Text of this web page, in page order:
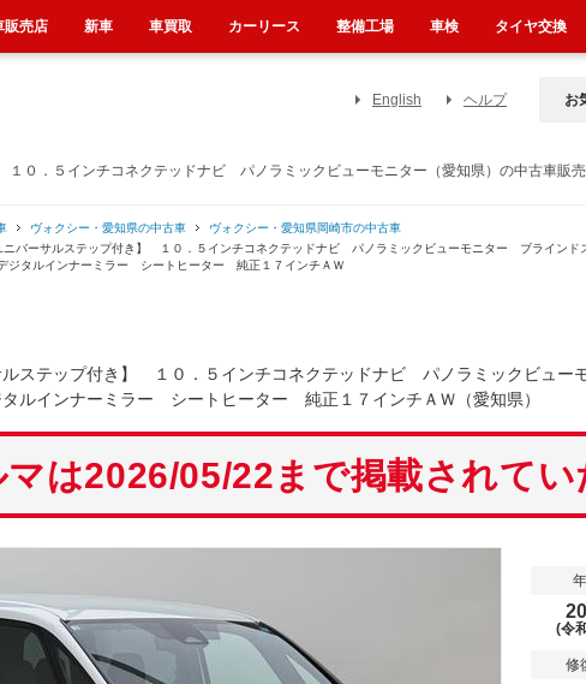
０．５インチコネクテッドナビ パノラミックビューモニター（愛知県）の中古車販
English ヘルプ お
ヴォクシー・愛知県の中古車
ヴォクシー・愛知県岡崎市の中古車
バーサルステップ付き】 １０．５インチコネクテッドナビ パノラミックビューモニター ブラインド
タルインナーミラー シートヒーター 純正１７インチＡＷ
ステップ付き】 １０．５インチコネクテッドナビ パノラミックビュー
インナーミラー シートヒーター 純正１７インチＡＷ（愛知県）
マは2026/05/22まで掲載されてい
(令
修
販売店 新車 車買取 カーリース 整備工場 車検 タイヤ交換